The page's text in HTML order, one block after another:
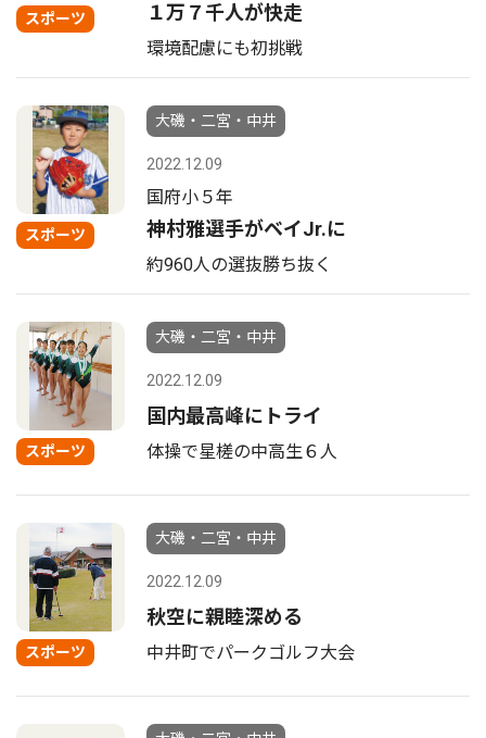
スポーツ １万７千人が快走
環境配慮にも初挑戦
スポーツ
大磯・二宮・中井
2022.12.09
国府小５年
神村雅選手がベイJr.に
約960人の選抜勝ち抜く
スポーツ
大磯・二宮・中井
2022.12.09
国内最高峰にトライ
体操で星槎の中高生６人
スポーツ
大磯・二宮・中井
2022.12.09
秋空に親睦深める
中井町でパークゴルフ大会